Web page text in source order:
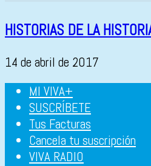
HISTORIAS DE LA
14 de abril de 2017
MI VIVA+
SUSCRÍBETE
Tus Facturas
Cancela tu suscripción
VIVA RADIO